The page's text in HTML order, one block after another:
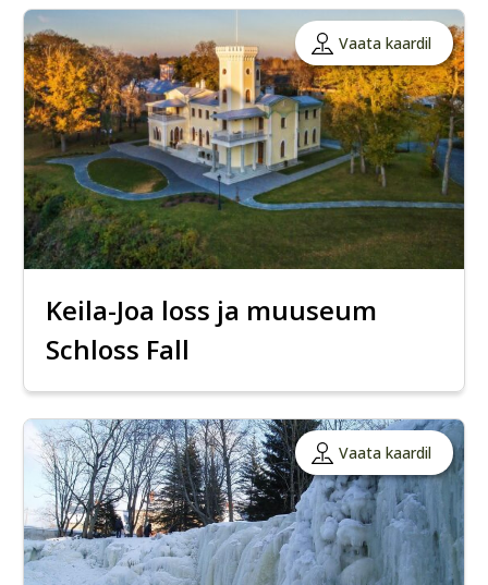
Vaata kaardil
Keila-Joa loss ja muuseum
Schloss Fall
Vaata kaardil